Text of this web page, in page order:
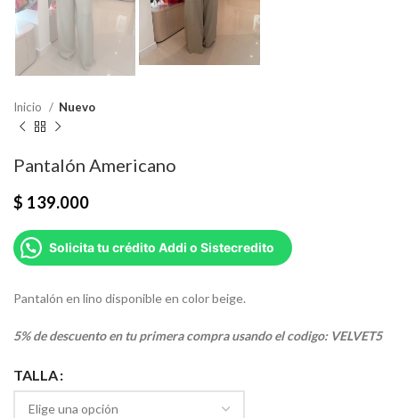
Inicio Nuevo
Pantalón Americano
$ 139.000
Solicita tu crédito Addi o Sistecredito
Pantalón en lino disponible en color beige.
5% de descuento en tu primera compra usando el codigo: VELVET5
TALLA